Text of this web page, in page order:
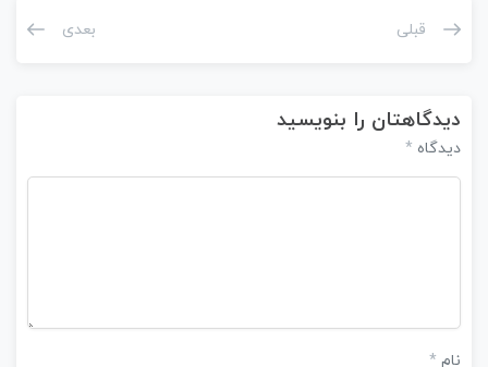
قبلی بعدی
دیدگاهتان را بنویسید
دیدگاه *
نام *